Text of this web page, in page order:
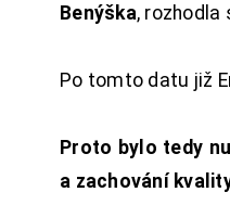
Benýška,
Po tomto datu již
Proto bylo tedy
a zachování